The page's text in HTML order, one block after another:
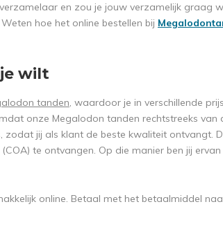
en zou je jouw verzamelijk graag
hoe het online bestellen bij
wilt
tanden, waardoor je in verschillende
onze Megalodon tanden rechtstreeks van
jij als klant de beste kwaliteit ontvangt.
te ontvangen. Op die manier ben jij
online. Betaal met het betaalmiddel